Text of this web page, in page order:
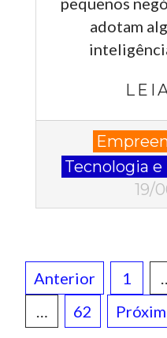
adotam
Tecnologia e
19/
Paginação
de
Anterior 1
…
62